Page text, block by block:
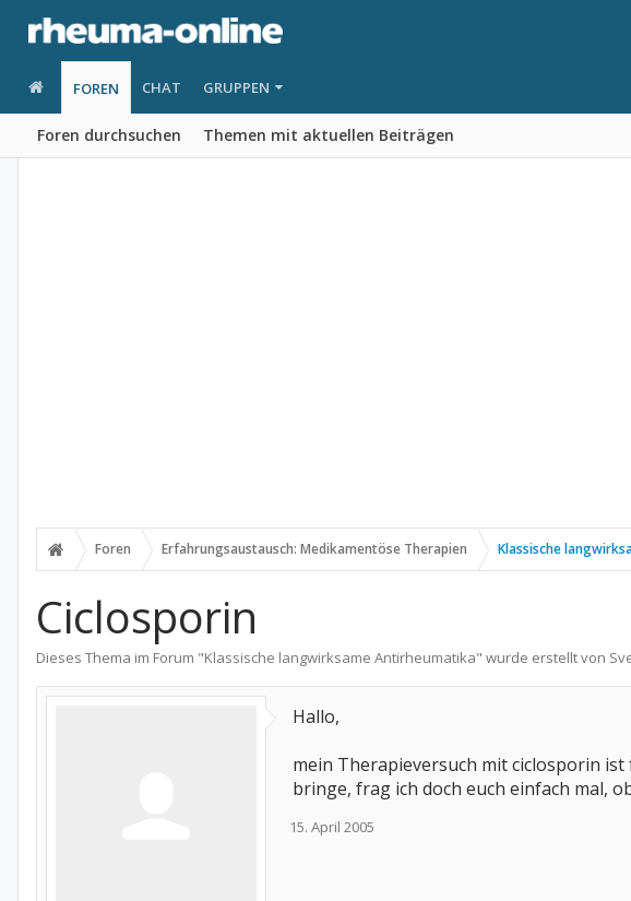
FOREN
Foren durchsuchen Themen mit aktuellen Beiträgen
CHAT GRUPPEN
Foren Erfahrungsaustausch: Medikamentöse Therapien Klassische
Ciclosporin
Dieses Thema im Forum "Klassische langwirksame Antirheumatika" wurde erstellt von
Hallo,
mein Therapieversuch mit ciclosporin
bringe, frag ich doch euch einfach mal,
15. April 2005